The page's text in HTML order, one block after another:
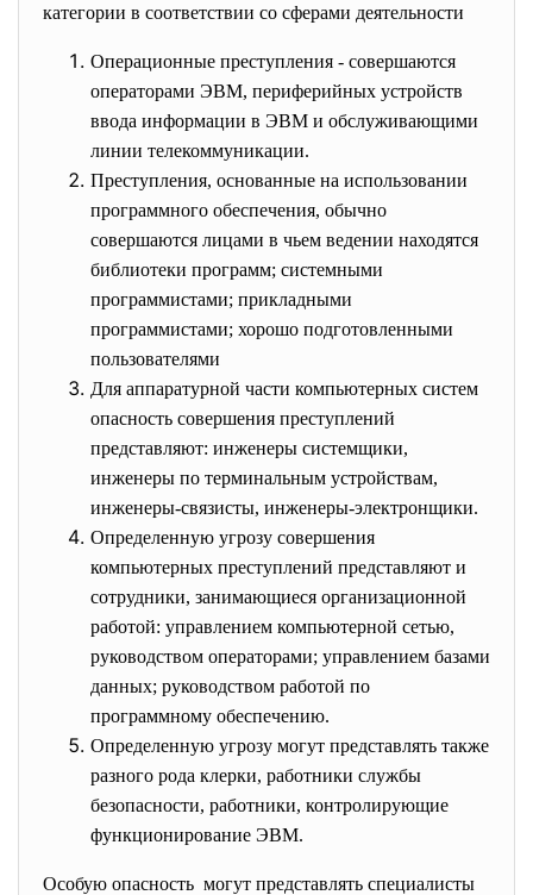
категории в соответствии со сферами деятельности
Операционные преступления - совершаются
операторами ЭВМ, периферийных устройств
ввода информации в ЭВМ и обслуживающими
линии телекоммуникации.
Преступления, основанные на использовании
программного обеспечения, обычно
совершаются лицами в чьем ведении находятся
библиотеки программ; системными
программистами; прикладными
программистами; хорошо подготовленными
пользователями
Для аппаратурной части компьютерных систем
опасность совершения преступлений
представляют: инженеры системщики,
инженеры по терминальным устройствам,
инженеры-связисты, инженеры-электронщики.
Определенную угрозу совершения
компьютерных преступлений представляют и
сотрудники, занимающиеся организационной
работой: управлением компьютерной сетью,
руководством операторами; управлением базами
данных; руководством работой по
программному обеспечению.
Определенную угрозу могут представлять также
разного рода клерки, работники службы
безопасности, работники, контролирующие
функционирование ЭВМ.
Особую опасность могут представлять специалисты